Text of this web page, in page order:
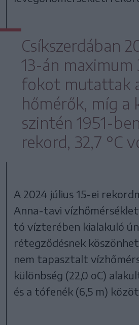
Csíkszerdában
13-án maximum
fokot mutattak
hőmérők, míg a
szintén 1951-
rekord, 32,7 °C
A 2024 július 15-ei
Anna-tavi
tó vízterében kialakuló
rétegződésnek
nem tapasztalt
különbség (22,0 oC)
és a tófenék (6,5 m)